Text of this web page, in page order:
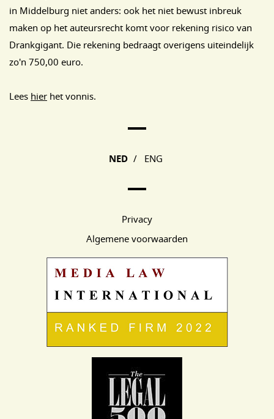
in Middelburg niet anders: ook het niet bewust inbreuk
maken op het auteursrecht komt voor rekening risico van
Drankgigant. Die rekening bedraagt overigens uiteindelijk
zo'n 750,00 euro.
Lees hier het vonnis.
NED / ENG
Privacy
Algemene voorwaarden